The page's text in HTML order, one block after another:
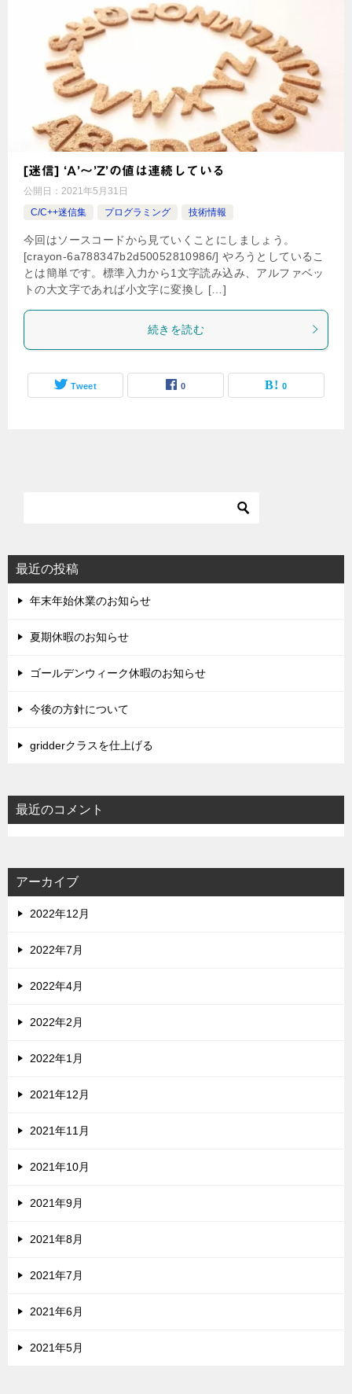
[迷信] ‘A’～’Z’の値は連続している
公開日： 2021年5月31日
C/C++迷信集
プログラミング 技術情報
今回はソースコードから見ていくことにしましょう。
[crayon-6a788347b2d50052810986/] やろうとしているこ
とは簡単です。標準入力から1文字読み込み、アルファベッ
トの大文字であれば小文字に変換し […]
続きを読む
Tweet 0 0
最近の投稿
年末年始休業のお知らせ
夏期休暇のお知らせ
ゴールデンウィーク休暇のお知らせ
今後の方針について
gridderクラスを仕上げる
最近のコメント
アーカイブ
2022年12月
2022年7月
2022年4月
2022年2月
2022年1月
2021年12月
2021年11月
2021年10月
2021年9月
2021年8月
2021年7月
2021年6月
2021年5月